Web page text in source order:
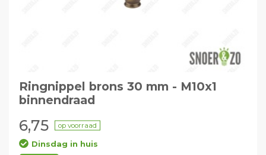
Ringnippel brons 30 mm - M10x1
binnendraad
6,75 op voorraad
Dinsdag in huis